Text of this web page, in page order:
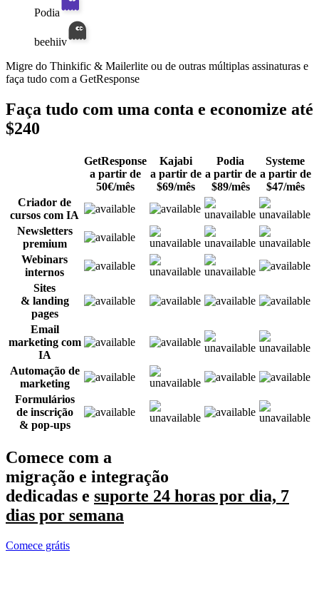
Podia
beehiiv
Migre do Thinkific & Mailerlite ou de outras múltiplas assinaturas e
faça tudo com a GetResponse
Faça tudo com uma conta e economize até
$240
GetResponse
a partir de
50€/mês
Kajabi
a partir de
$69/mês
Podia
a partir de
$89/mês
Systeme
a partir de
$47/mês
Criador de
cursos com IA
Newsletters
premium
Webinars
internos
Sites
& landing
pages
Email
marketing com
IA
Automação de
marketing
Formulários
de inscrição
& pop-ups
Comece com a
migração e integração
dedicadas e suporte 24 horas por dia, 7
dias por semana
Comece grátis